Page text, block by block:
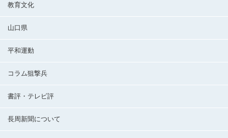
教育文化
山口県
平和運動
コラム狙撃兵
書評・テレビ評
長周新聞について